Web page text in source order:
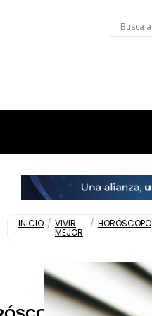
INICIO / VIVIR
MEJOR
/ HORÓSCOPO